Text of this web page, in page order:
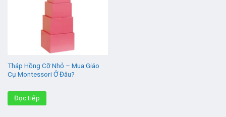
Tháp Hồng Cỡ Nhỏ – Mua Giáo
Cụ Montessori Ở Đâu?
Đọc tiếp